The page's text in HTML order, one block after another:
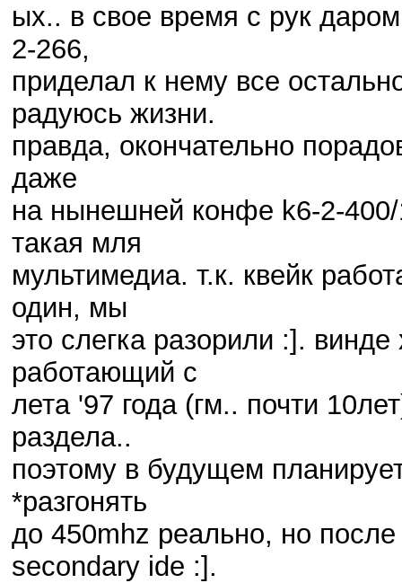
ых.. в свое время с рук
2-266,
приделал к нему все
радуюсь жизни.
правда, окончательно
даже
на нынешней конфе k6-2-
такая мля
мультимедиа. т.к. квейк
один, мы
это слегка разорили :].
работающий с
лета '97 года (гм.. почти
раздела..
поэтому в будущем
*разгонять
до 450mhz реально, но
secondary ide :].